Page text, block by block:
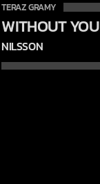
TERAZ GRAMY
WITHOUT YOU
NILSSON